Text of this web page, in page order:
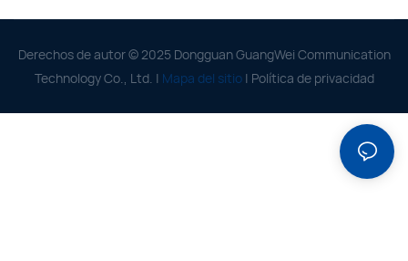
Derechos de autor © 2025 Dongguan GuangWei Communication
Technology Co., Ltd. | Mapa del sitio | Política de privacidad